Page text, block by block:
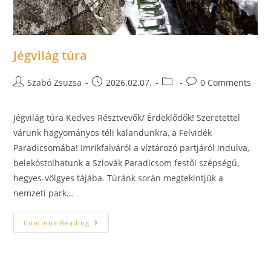
Jégvilág túra
Szabó Zsuzsa 2026.02.07. 0 Comments
Jégvilág túra Kedves Résztvevők/ Érdeklődők! Szeretettel
várunk hagyományos téli kalandunkra, a Felvidék
Paradicsomába! Imrikfalváról a víztározó partjáról indulva,
belekóstolhatunk a Szlovák Paradicsom festői szépségű,
hegyes-völgyes tájába. Túránk során megtekintjük a
nemzeti park…
Continue Reading